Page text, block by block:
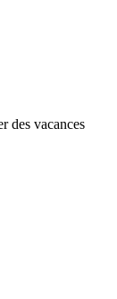
des vacances